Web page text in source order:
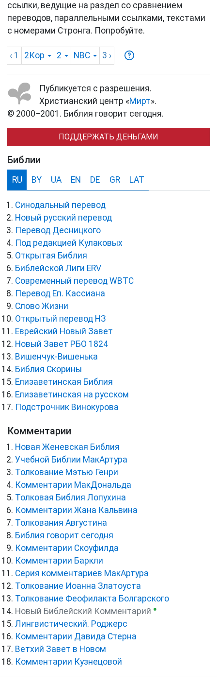
ссылки, ведущие на раздел со сравнением
переводов, параллельными ссылками, текстами
с номерами Стронга. Попробуйте.
‹ 1 2Кор 2 NBC 3 ›
Публикуется с разрешения.
Христианский центр «Мирт».
© 2000−2001. Библия говорит сегодня.
ПОДДЕРЖАТЬ ДЕНЬГАМИ
Библии
RU BY UA EN DE GR LAT
Синодальный перевод
Новый русский перевод
Перевод Десницкого
Под редакцией Кулаковых
Открытая Библия
Библейской Лиги ERV
Cовременный перевод WBTC
Перевод Еп. Кассиана
Слово Жизни
Открытый перевод НЗ
Еврейский Новый Завет
Новый Завет РБО 1824
Вишенчук-Вишенька
Библия Скорины
Елизаветинская Библия
Елизаветинская на русском
Подстрочник Винокурова
Комментарии
Новая Женевская Библия
Учебной Библии МакАртура
Толкование Мэтью Генри
Комментарии МакДональда
Толковая Библия Лопухина
Комментарии Жана Кальвина
Толкования Августина
Библия говорит сегодня
Комментарии Скоуфилда
Комментарии Баркли
Серия комментариев МакАртура
Толкование Иоанна Златоуста
Толкование Феофилакта Болгарского
Новый Библейский Комментарий ●
Лингвистический. Роджерс
Комментарии Давида Стерна
Ветхий Завет в Новом
Комментарии Кузнецовой